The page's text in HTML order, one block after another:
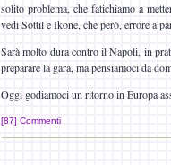
solito problema, che fatichiamo a
vedi Sottil e Ikone, che però, errore a
Sarà molto dura contro il Napoli, in
preparare la gara, ma pensiamoci da
Oggi godiamoci un ritorno in Europa
[87] Commenti